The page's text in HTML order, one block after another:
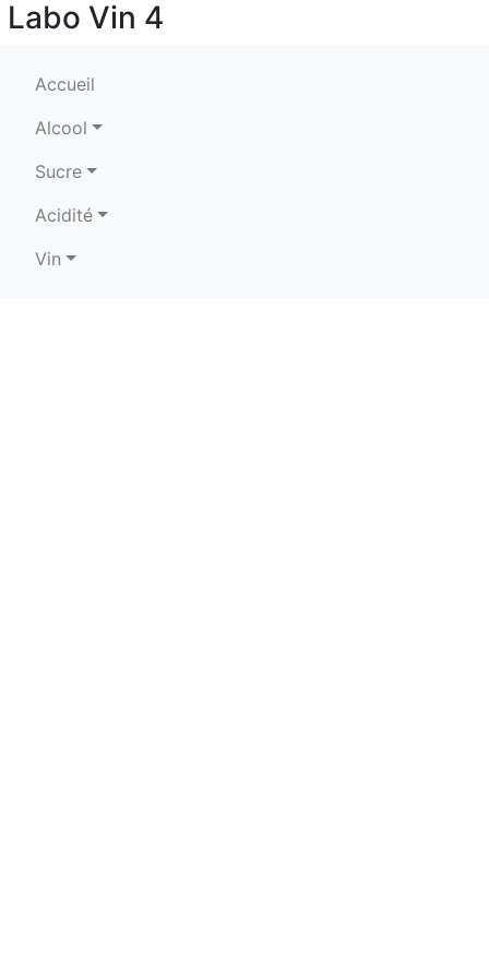
Labo Vin 4
Accueil
Alcool
Sucre
Acidité
Vin